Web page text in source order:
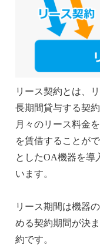
リース契約とは、
長期間貸与する契
月々のリース料金
を賃借することが
としたOA機器を導
います。
リース期間は機器
める契約期間が決
約です。